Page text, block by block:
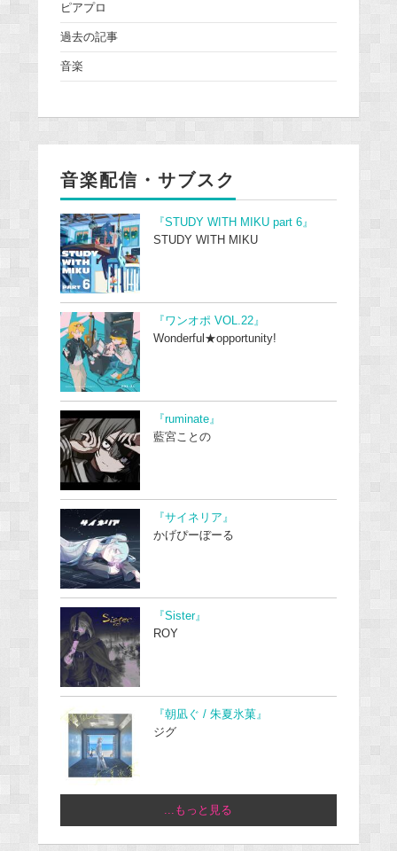
ピアプロ
過去の記事
音楽
音楽配信・サブスク
『STUDY WITH MIKU part 6』
STUDY WITH MIKU
『ワンオポ VOL.22』
Wonderful★opportunity!
『ruminate』
藍宮ことの
『サイネリア』
かげぴーぼーる
『Sister』
ROY
『朝凪ぐ / 朱夏氷菓』
ジグ
...もっと見る